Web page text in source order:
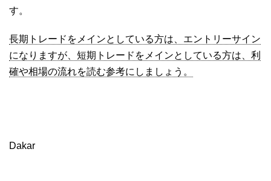
す。
長期トレードをメインとしている方は、エントリーサイン
になりますが、短期トレードをメインとしている方は、利
確や相場の流れを読む参考にしましょう。
Dakar